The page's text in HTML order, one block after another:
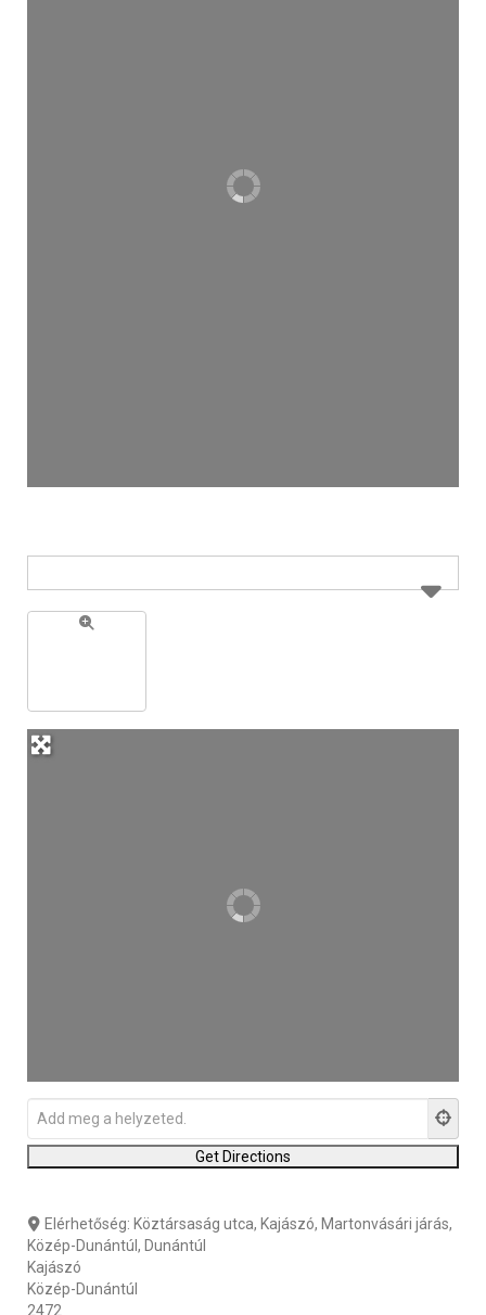
Elérhetőség: Köztársaság utca, Kajászó, Martonvásári járás,
Közép-Dunántúl, Dunántúl
Kajászó
Közép-Dunántúl
2472